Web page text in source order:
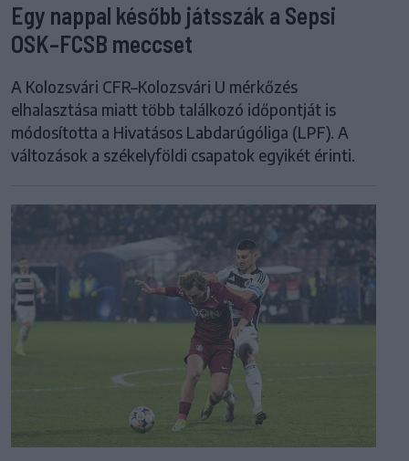
Egy nappal később játsszák a Sepsi
OSK–FCSB meccset
A Kolozsvári CFR–Kolozsvári U mérkőzés
elhalasztása miatt több találkozó időpontját is
módosította a Hivatásos Labdarúgóliga (LPF). A
változások a székelyföldi csapatok egyikét érinti.